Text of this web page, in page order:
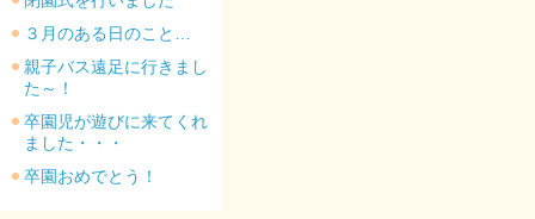
園のトップ
３月のある日のこと…
親子バス遠足に行きまし
た～！
卒園児が遊びに来てくれ
ました・・・
卒園おめでとう！